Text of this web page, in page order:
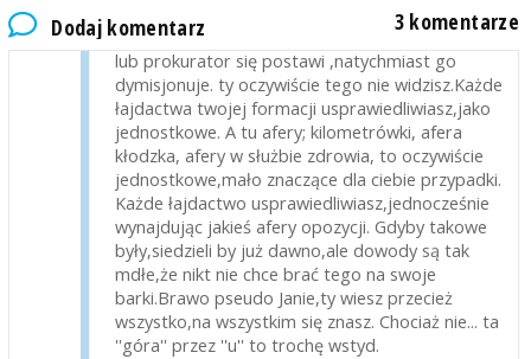
Dodaj komentarz 3 komentarze
można porównać. Ten szaleniec od zupki wsadzać
chce za wszystko,nawet za błahostki,a gdy sędzia
lub prokurator się postawi ,natychmiast go
dymisjonuje. ty oczywiście tego nie widzisz.Każde
łajdactwa twojej formacji usprawiedliwiasz,jako
jednostkowe. A tu afery; kilometrówki, afera
kłodzka, afery w służbie zdrowia, to oczywiście
jednostkowe,mało znaczące dla ciebie przypadki.
Każde łajdactwo usprawiedliwiasz,jednocześnie
wynajdując jakieś afery opozycji. Gdyby takowe
były,siedzieli by już dawno,ale dowody są tak
mdłe,że nikt nie chce brać tego na swoje
barki.Brawo pseudo Janie,ty wiesz przecież
wszystko,na wszystkim się znasz. Chociaż nie... ta
''góra'' przez ''u'' to trochę wstyd.